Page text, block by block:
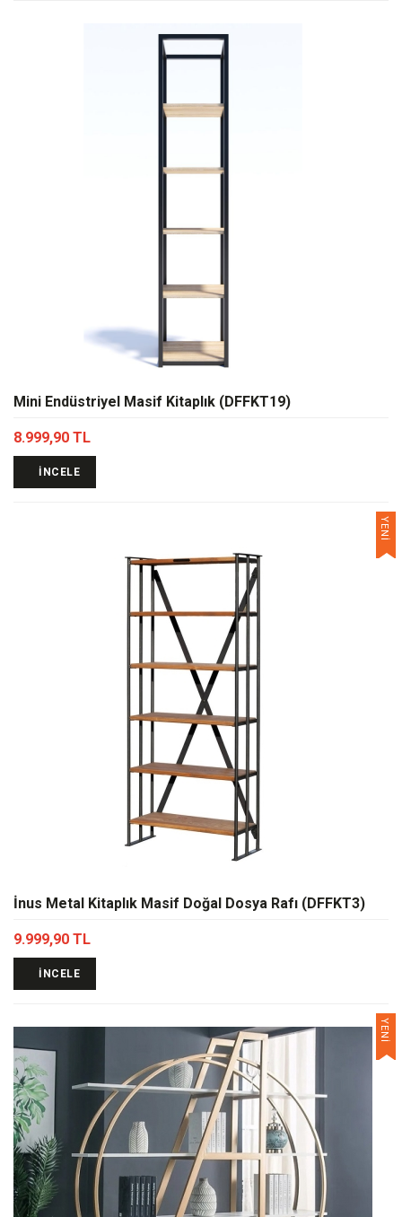
Mini Endüstriyel Masif Kitaplık (DFFKT19)
8.999,90 TL
İNCELE
YENİ
İnus Metal Kitaplık Masif Doğal Dosya Rafı (DFFKT3)
9.999,90 TL
İNCELE
YENİ